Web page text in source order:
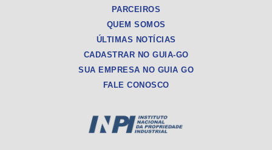
PARCEIROS
QUEM SOMOS
ÚLTIMAS NOTÍCIAS
CADASTRAR NO GUIA-GO
SUA EMPRESA NO GUIA GO
FALE CONOSCO